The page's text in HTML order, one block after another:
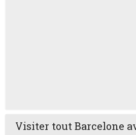
Visiter tout Barcelone